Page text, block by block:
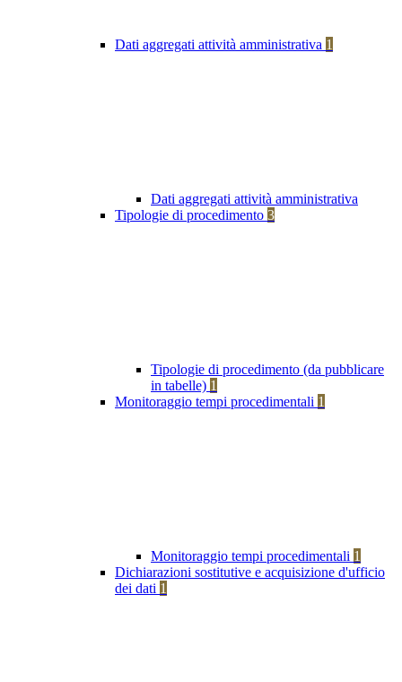
Dati aggregati attività amministrativa 1
Dati aggregati attività amministrativa
Tipologie di procedimento 3
Tipologie di procedimento (da pubblicare
in tabelle) 1
Monitoraggio tempi procedimentali 1
Monitoraggio tempi procedimentali 1
Dichiarazioni sostitutive e acquisizione d'ufficio
dei dati 1